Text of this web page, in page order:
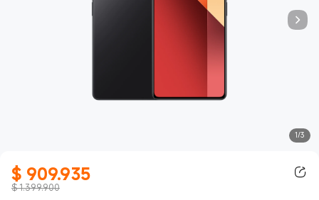
1/3
$ 909.935
Current Price $ 909935.00
$ 1.399.900